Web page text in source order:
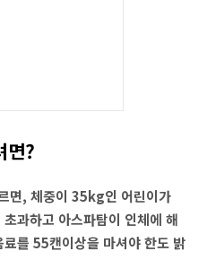
면?
면, 체중이 35kg인 어린이가
과하고 아스파탐이 인체에 해
를 55캔이상을 마셔야 한도 밝